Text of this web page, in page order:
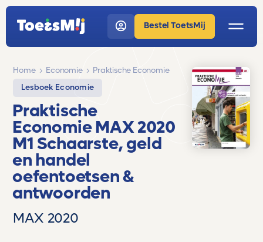
Bestel ToetsMij
Home Economie
Praktische Economie
Lesboek Economie
Praktische
Economie MAX 2020
M1 Schaarste, geld
en handel
oefentoetsen &
antwoorden
MAX 2020